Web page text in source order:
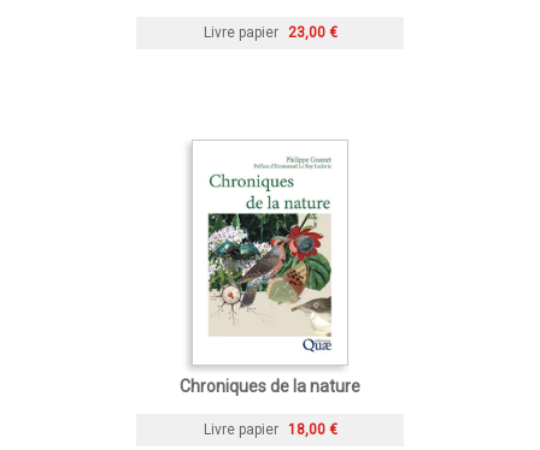
Livre papier 23,00 €
Chroniques de la nature
Livre papier 18,00 €